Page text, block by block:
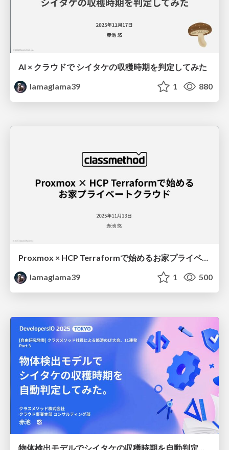
AI × クラウドで シイタケの収穫時期を判定してみた
lamaglama39
1 880
Proxmox × HCP Terraformで始めるお家プライベートクラウド
lamaglama39
1 500